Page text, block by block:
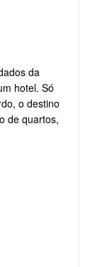
da
hotel. Só
o destino
de quartos,